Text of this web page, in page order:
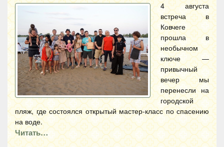
4 августа
встреча в
Ковчеге
прошла в
необычном
ключе —
привычный
вечер мы
перенесли на
городской
пляж, где состоялся открытый мастер-класс по спасению
на воде.
Читать…